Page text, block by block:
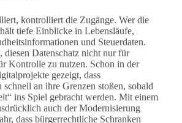
kontrolliert die Zugänge. Wer die
tiefe Einblicke in Lebensläufe,
und Steuerdaten.
Datenschatz nicht nur für
Kontrolle zu nutzen. Schon in der
gezeigt, dass
schnell an ihre Grenzen stoßen, sobald
ins Spiel gebracht werden. Mit einem
auch der Modernisierung
dass bürgerrechtliche Schranken